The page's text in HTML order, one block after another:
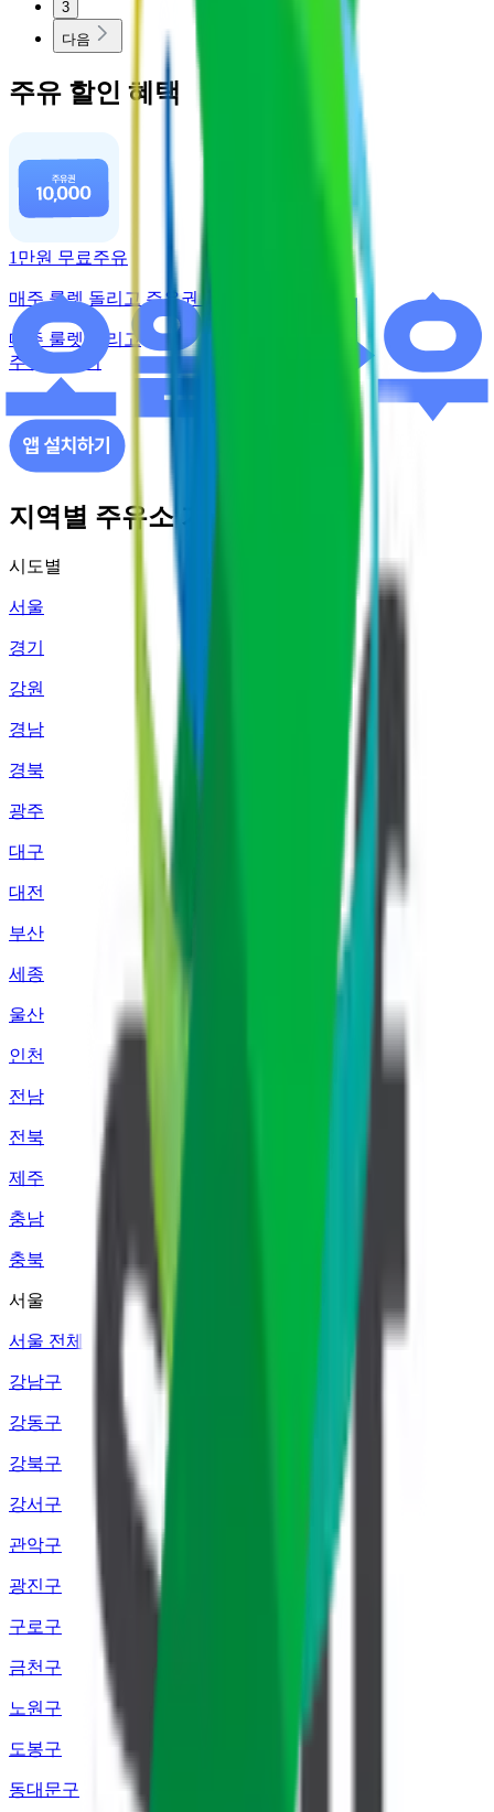
3
다음
주유 할인 혜택
1만원 무료주유
매주 룰렛 돌리고 주유권 받기
매주 룰렛 돌리고
주유권 받기
지역별 주유소 가격 정보
시도별
서울
경기
강원
경남
경북
광주
대구
대전
부산
세종
울산
인천
전남
전북
제주
충남
충북
서울
서울 전체
강남구
강동구
강북구
강서구
관악구
광진구
구로구
금천구
노원구
도봉구
동대문구